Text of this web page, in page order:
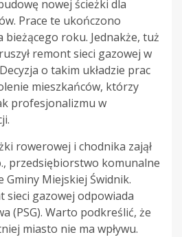
nowej ścieżki dla
Prace te ukończono
bieżącego roku. Jednakże, tuż
remont sieci gazowej w
o takim układzie prac
mieszkańców, którzy
profesjonalizmu w
rowerowej i chodnika zajął
przedsiębiorstwo komunalne
Gminy Miejskiej Świdnik.
sieci gazowej odpowiada
(PSG). Warto podkreślić, że
miasto nie ma wpływu.